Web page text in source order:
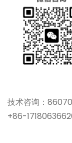
技术咨询：
+86-